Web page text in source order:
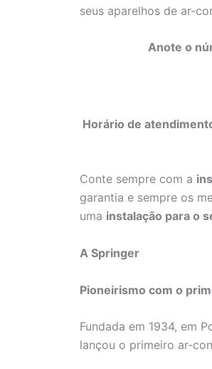
seus aparelhos de ar-
Anote o
Horário de
Conte sempre com a
garantia e sempre os
uma instalação para o
A Springer
Pioneirismo com o
Fundada em 1934, em
lançou o primeiro ar-